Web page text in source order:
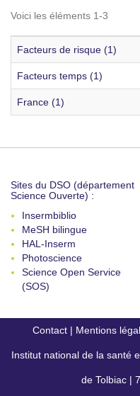
Voici les éléments 1-3
Facteurs de risque (1)
Facteurs temps (1)
France (1)
Sites du DSO (département
Science Ouverte) :
Insermbiblio
MeSH bilingue
HAL-Inserm
Photoscience
Science Open Service
(SOS)
Contact | Mentions
Institut national de la santé
de Tolbiac |